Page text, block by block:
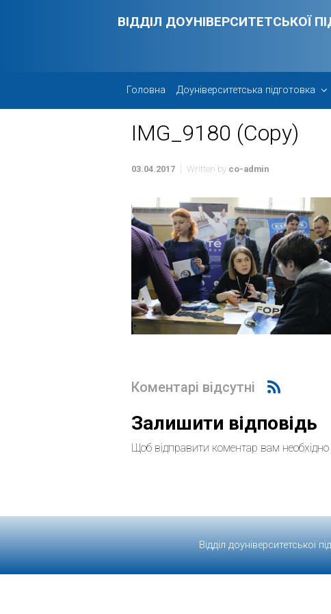
ВІДДІЛ ДОУНІВЕРСИТЕТСЬКОЇ
Головна Доуніверситетська підготовка
IMG_9180 (Copy)
03.04.2017 Written by co-admin
Коментарі відсутні
Залишити відповідь
Щоб відправити коментар вам необхідно
Відділ доуніверситетської